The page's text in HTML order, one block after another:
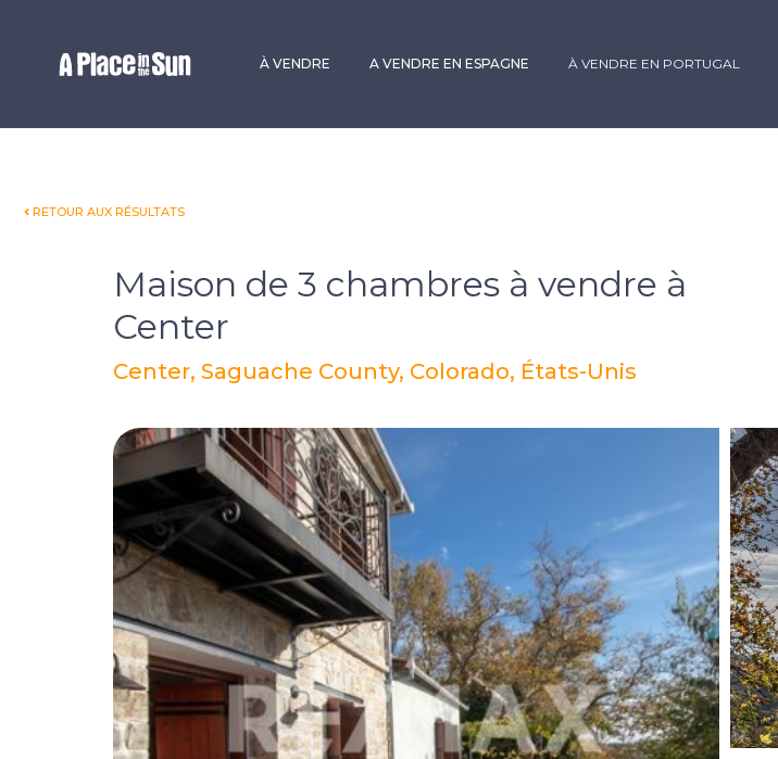
À VENDRE A VENDRE EN ESPAGNE À VENDRE EN PORTUGAL
RETOUR AUX RÉSULTATS
Maison de 3 chambres à vendre à
Center
Center, Saguache County, Colorado, États-Unis